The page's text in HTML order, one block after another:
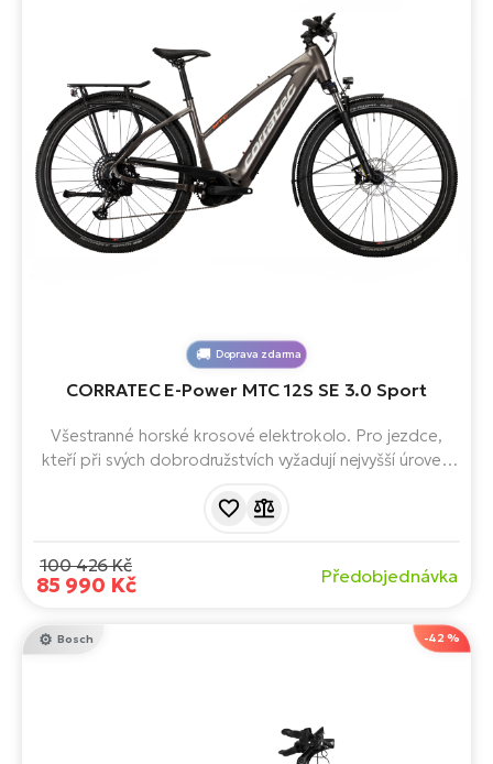
Doprava zdarma
CORRATEC E-Power MTC 12S SE 3.0 Sport
Všestranné horské krosové elektrokolo. Pro jezdce,
kteří při svých dobrodružstvích vyžadují nejvyšší úroveň
Bosch Performance Line CX, baterií 750 Wh,
100 426 Kč
85 990 Kč Předobjednávka
-42 %
Bosch